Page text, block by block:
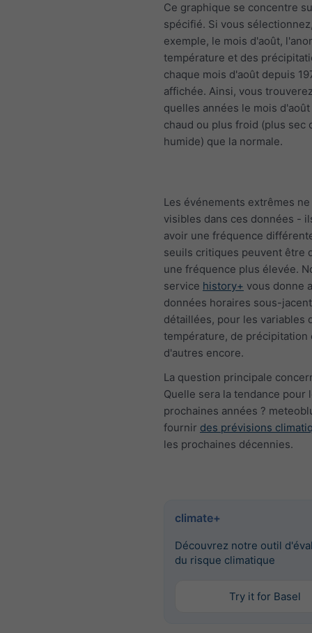
Ce graphique se concentre
spécifié. Si vous
exemple, le mois d'août,
température et des
chaque mois d'août depuis
affichée. Ainsi, vous
quelles années le mois
chaud ou plus froid (plus sec
humide) que la normale.
Les événements extrêmes
visibles dans ces données -
avoir une fréquence
seuils critiques peuvent être
une fréquence plus élevée.
service history+ vous donne
données horaires sous-
détaillées, pour les variables
température, de précipitation
d'autres encore.
La question principale
Quelle sera la tendance pour
prochaines années ?
fournir des prévisions
les prochaines décennies.
climate+
Découvrez notre outil
du risque climatique
Try it for Basel